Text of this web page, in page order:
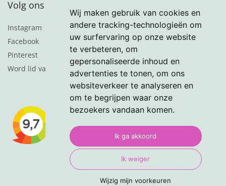
Wij maken gebruik van cookies en
andere tracking-technologieën om
uw surfervaring op onze website
te verbeteren, om
gepersonaliseerde inhoud en
advertenties te tonen, om ons
websiteverkeer te analyseren en
om te begrijpen waar onze
bezoekers vandaan komen.
Ik ga akkoord
Ik weiger
Wijzig mijn voorkeuren
Volg ons
Instagram
Facebook
Pinterest
Word lid van de nieuwsbrief